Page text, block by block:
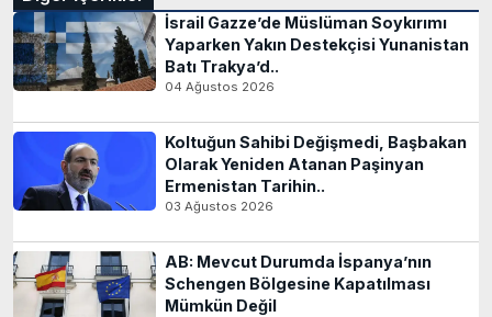
İsrail Gazze’de Müslüman Soykırımı
Yaparken Yakın Destekçisi Yunanistan
Batı Trakya’d..
04 Ağustos 2026
Koltuğun Sahibi Değişmedi, Başbakan
Olarak Yeniden Atanan Paşinyan
Ermenistan Tarihin..
03 Ağustos 2026
AB: Mevcut Durumda İspanya’nın
Schengen Bölgesine Kapatılması
Mümkün Değil